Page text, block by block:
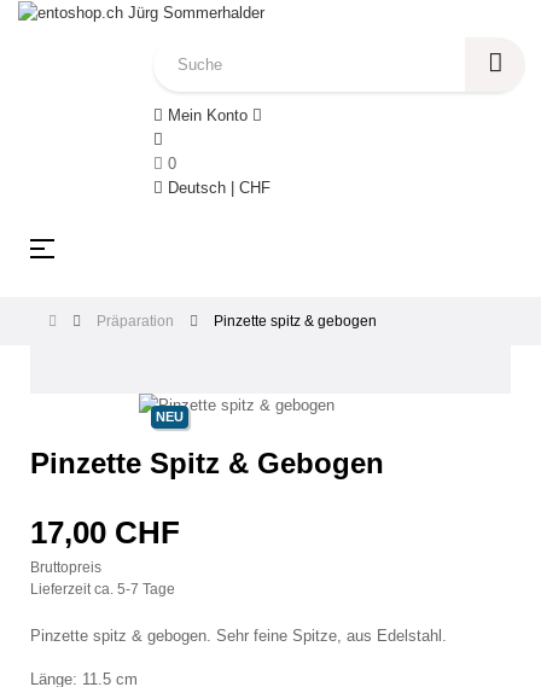
Mein Konto
0
Deutsch | CHF
Umschalten
☰
Präparation Pinzette spitz & gebogen
NEU
Pinzette Spitz & Gebogen
17,00 CHF
Bruttopreis
Lieferzeit ca. 5-7 Tage
Pinzette spitz & gebogen. Sehr feine Spitze, aus Edelstahl.
Länge: 11.5 cm